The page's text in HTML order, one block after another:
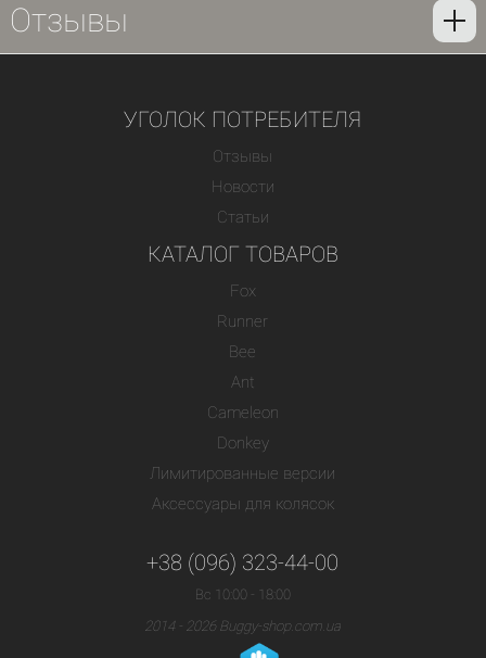
Отзывы
УГОЛОК ПОТРЕБИТЕЛЯ
Отзывы
Новости
Статьи
КАТАЛОГ ТОВАРОВ
Fox
Runner
Bee
Ant
Cameleon
Donkey
Лимитированные версии
Аксессуары для колясок
+38 (096) 323-44-00
Вс 10:00 - 18:00
2014 - 2026 Buggy-shop.com.ua